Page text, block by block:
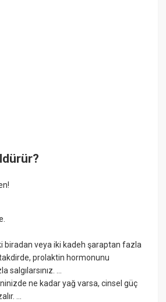
biradan veya iki kadeh şaraptan fazla
takdirde, prolaktin hormonunu
...
ne kadar yağ varsa, cinsel güç
...